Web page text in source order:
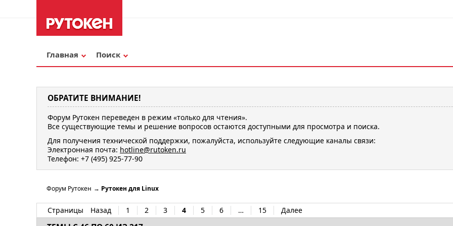
Главная Поиск
ОБРАТИТЕ ВНИМАНИЕ!
Форум Рутокен переведен в режим «только для чтения».
Все существующие темы и решение вопросов остаются доступными для просмотра и поиска.
Для получения технической поддержки, пожалуйста, используйте следующие каналы связи:
Электронная почта: hotline@rutoken.ru
Телефон: +7 (495) 925-77-90
Форум Рутокен → Рутокен для Linux
Страницы Назад 1 2 3 4 5 6 … 15 Далее